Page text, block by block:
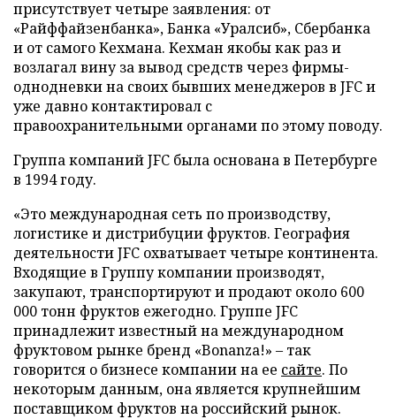
присутствует четыре заявления: от
«Райффайзенбанка», Банка «Уралсиб», Сбербанка
и от самого Кехмана. Кехман якобы как раз и
возлагал вину за вывод средств через фирмы-
однодневки на своих бывших менеджеров в JFC и
уже давно контактировал с
правоохранительными органами по этому поводу.
Группа компаний JFC была основана в Петербурге
в 1994 году.
«Это международная сеть по производству,
логистике и дистрибуции фруктов. География
деятельности JFC охватывает четыре континента.
Входящие в Группу компании производят,
закупают, транспортируют и продают около 600
000 тонн фруктов ежегодно. Группе JFC
принадлежит известный на международном
фруктовом рынке бренд «Bonanza!» – так
говорится о бизнесе компании на ее сайте. По
некоторым данным, она является крупнейшим
поставщиком фруктов на российский рынок.